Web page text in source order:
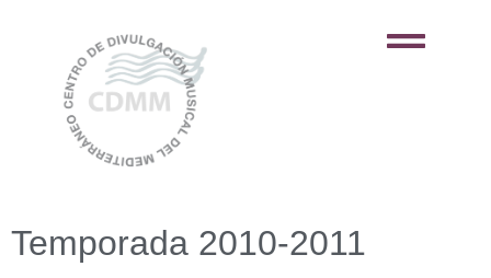
Temporada 2010-2011